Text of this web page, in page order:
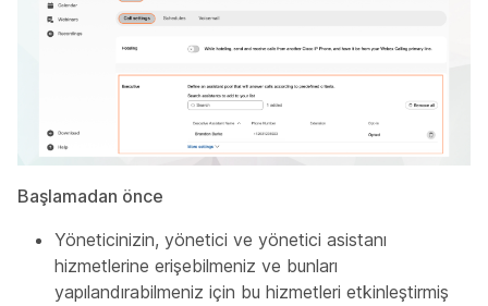
Başlamadan önce
Yöneticinizin, yönetici ve yönetici asistanı
hizmetlerine erişebilmeniz ve bunları
yapılandırabilmeniz için bu hizmetleri etkinleştirmiş